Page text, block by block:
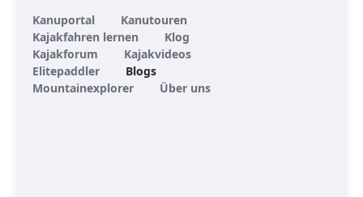
Kanuportal
Kanutouren
Kajakfahren lernen
Klog
Kajakforum
Kajakvideos
Elitepaddler
Blogs
Mountainexplorer
Über uns